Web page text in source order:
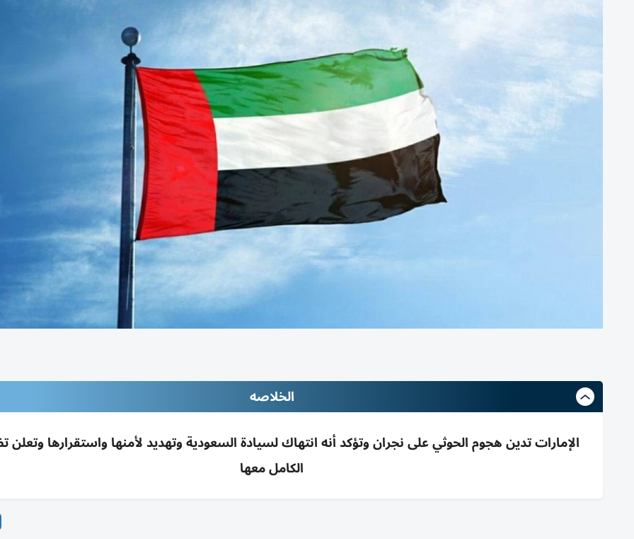
الخلاصه
الإمارات تدين هجوم الحوثي على نجران وتؤكد أنه انتهاك لسيادة السعودية وتهديد لأمنها واستقرارها وتعلن
الكامل معها